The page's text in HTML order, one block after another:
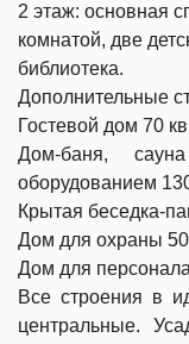
2 этаж: основная
комнатой, две
библиотека.
Дополнительные
Гостевой дом 70
Дом-баня,
оборудованием
Крытая беседка-
Дом для охраны
Дом для
Все строения в
центральные.